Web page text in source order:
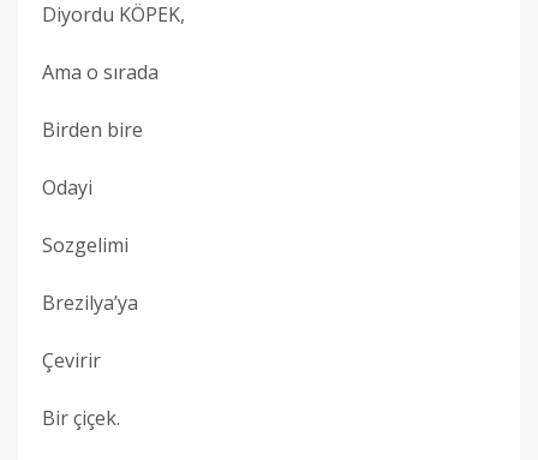
Diyordu KÖPEK,
Ama o sırada
Birden bire
Odayi
Sozgelimi
Brezilya’ya
Çevirir
Bir çiçek.